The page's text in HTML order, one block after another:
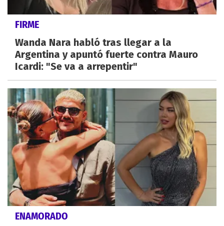
FIRME
Wanda Nara habló tras llegar a la
Argentina y apuntó fuerte contra Mauro
Icardi: "Se va a arrepentir"
ENAMORADO